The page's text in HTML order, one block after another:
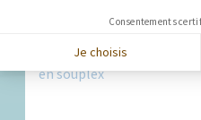
Consentements
Je choisis